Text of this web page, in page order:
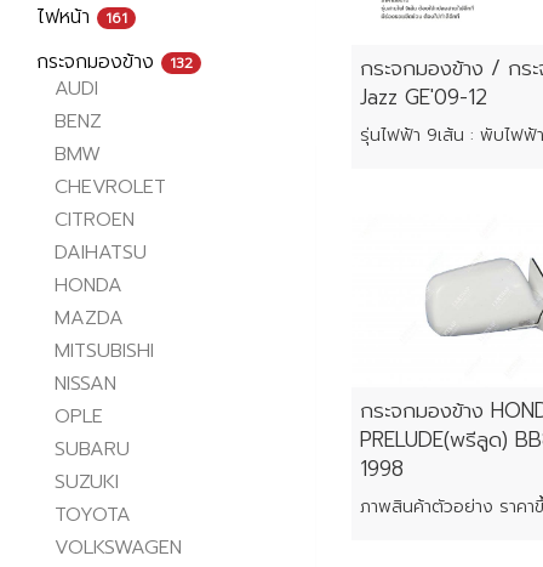
ไฟหน้า 161
กระจกมองข้าง 132
AUDI
BENZ
BMW
CHEVROLET
CITROEN
DAIHATSU
HONDA
MAZDA
MITSUBISHI
NISSAN
OPLE
SUBARU
SUZUKI
TOYOTA
VOLKSWAGEN
กระจกมองข้าง / กร
Jazz GE'09-12
กระจกมองข้าง
PRELUDE(พรีลูด)
1998